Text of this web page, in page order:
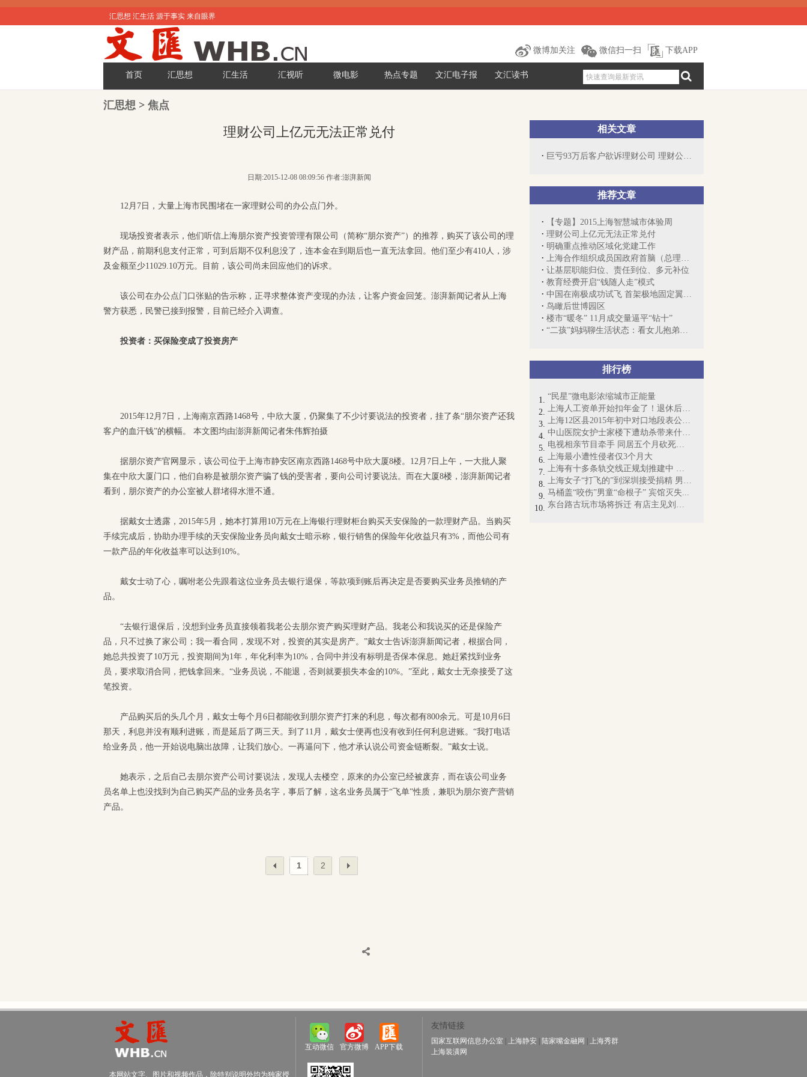
汇思想 汇生活 源于事实 来自眼界
微博加关注 微信扫一扫 下载APP
首页 汇思想 汇生活 汇视听 微电影 热点专题 文汇电子报 文汇读书
汇思想 > 焦点
相关文章
巨亏93万后客户欲诉理财公司 理财公司:系...
推荐文章
【专题】2015上海智慧城市体验周
理财公司上亿元无法正常兑付
明确重点推动区域化党建工作
上海合作组织成员国政府首脑（总理）理事...
让基层职能归位、责任到位、多元补位
教育经费开启“钱随人走”模式
中国在南极成功试飞 首架极地固定翼飞机
鸟瞰后世博园区
楼市“暖冬” 11月成交量逼平“钻十”
“二孩”妈妈聊生活状态：看女儿抱弟弟就...
排行榜
“民星”微电影浓缩城市正能量
上海人工资单开始扣年金了！退休后能拿多...
上海12区县2015年初中对口地段表公布（附...
中山医院女护士家楼下遭劫杀带来什么警示
电视相亲节目牵手 同居五个月砍死女友
上海最小遭性侵者仅3个月大
上海有十多条轨交线正规划推建中 最新进...
上海女子“打飞的”到深圳接受捐精 男子...
马桶盖“咬伤”男童“命根子” 宾馆灭失...
东台路古玩市场将拆迁 有店主见刘德华扫...
理财公司上亿元无法正常兑付
日期:2015-12-08 08:09:56 作者:澎湃新闻
12月7日，大量上海市民围堵在一家理财公司的办公点门外。
现场投资者表示，他们听信上海朋尔资产投资管理有限公司（简称“朋尔资产”）的推荐，购买了该公司的理
财产品，前期利息支付正常，可到后期不仅利息没了，连本金在到期后也一直无法拿回。他们至少有410人，涉
及金额至少11029.10万元。目前，该公司尚未回应他们的诉求。
该公司在办公点门口张贴的告示称，正寻求整体资产变现的办法，让客户资金回笼。澎湃新闻记者从上海
警方获悉，民警已接到报警，目前已经介入调查。
投资者：买保险变成了投资房产
2015年12月7日，上海南京西路1468号，中欣大厦，仍聚集了不少讨要说法的投资者，挂了条“朋尔资产还我
客户的血汗钱”的横幅。 本文图均由澎湃新闻记者朱伟辉拍摄
据朋尔资产官网显示，该公司位于上海市静安区南京西路1468号中欣大厦8楼。12月7日上午，一大批人聚
集在中欣大厦门口，他们自称是被朋尔资产骗了钱的受害者，要向公司讨要说法。而在大厦8楼，澎湃新闻记者
看到，朋尔资产的办公室被人群堵得水泄不通。
据戴女士透露，2015年5月，她本打算用10万元在上海银行理财柜台购买天安保险的一款理财产品。当购买
手续完成后，协助办理手续的天安保险业务员向戴女士暗示称，银行销售的保险年化收益只有3%，而他公司有
一款产品的年化收益率可以达到10%。
戴女士动了心，嘱咐老公先跟着这位业务员去银行退保，等款项到账后再决定是否要购买业务员推销的产
品。
“去银行退保后，没想到业务员直接领着我老公去朋尔资产购买理财产品。我老公和我说买的还是保险产
品，只不过换了家公司；我一看合同，发现不对，投资的其实是房产。”戴女士告诉澎湃新闻记者，根据合同，
她总共投资了10万元，投资期间为1年，年化利率为10%，合同中并没有标明是否保本保息。她赶紧找到业务
员，要求取消合同，把钱拿回来。“业务员说，不能退，否则就要损失本金的10%。”至此，戴女士无奈接受了这
笔投资。
产品购买后的头几个月，戴女士每个月6日都能收到朋尔资产打来的利息，每次都有800余元。可是10月6日
那天，利息并没有顺利进账，而是延后了两三天。到了11月，戴女士便再也没有收到任何利息进账。“我打电话
给业务员，他一开始说电脑出故障，让我们放心。一再逼问下，他才承认说公司资金链断裂。”戴女士说。
她表示，之后自己去朋尔资产公司讨要说法，发现人去楼空，原来的办公室已经被废弃，而在该公司业务
员名单上也没找到为自己购买产品的业务员名字，事后了解，这名业务员属于“飞单”性质，兼职为朋尔资产营销
产品。
1 2
本网站文字、图片和视频作品，除特别说明外均为独家授
互动微信 官方微博 APP下载
友情链接
国家互联网信息办公室 上海静安 陆家嘴金融网
上海秀群
上海装潢网